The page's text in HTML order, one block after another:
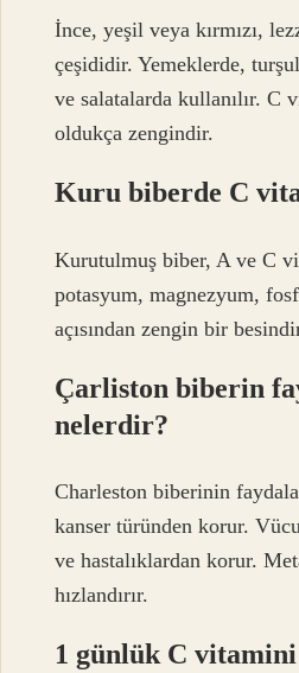
İnce, yeşil veya kırmızı,
çeşididir. Yemeklerde,
ve salatalarda kullanılır. C
oldukça zengindir.
Kuru biberde C
Kurutulmuş biber, A ve C
potasyum, magnezyum,
açısından zengin bir
Çarliston biberin
nelerdir?
Charleston biberinin
kanser türünden korur.
ve hastalıklardan korur.
hızlandırır.
1 günlük C vitamini